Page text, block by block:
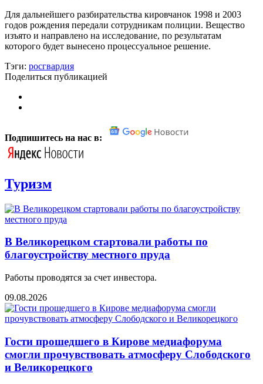
Для дальнейшего разбирательства кировчанок 1998 и 2003
годов рождения передали сотрудникам полиции. Вещество
изъято и направлено на исследование, по результатам
которого будет вынесено процессуальное решение.
Тэги: росгвардия
Поделиться публикацией
Подпишитесь на нас в:
Туризм
В Великорецком стартовали работы по
благоустройству местного пруда
Работы проводятся за счет инвестора.
09.08.2026
Гости прошедшего в Кирове медиафорума
смогли прочувствовать атмосферу Слободского
и Великорецкого